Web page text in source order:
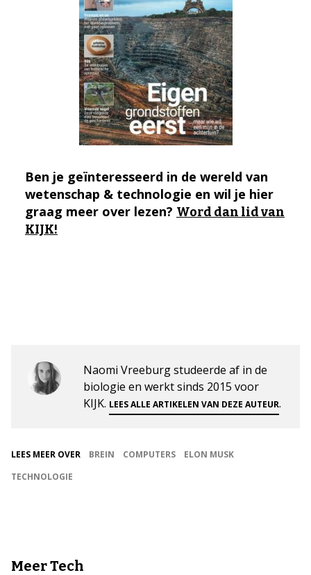
Ben je geïnteresseerd in de wereld van
wetenschap & technologie en wil je hier
graag meer over lezen? Word dan lid van
KIJK!
Naomi Vreeburg studeerde af in de
biologie en werkt sinds 2015 voor
KIJK. LEES ALLE ARTIKELEN VAN DEZE AUTEUR.
LEES MEER OVER BREIN COMPUTERS
ELON MUSK
TECHNOLOGIE
Meer Tech